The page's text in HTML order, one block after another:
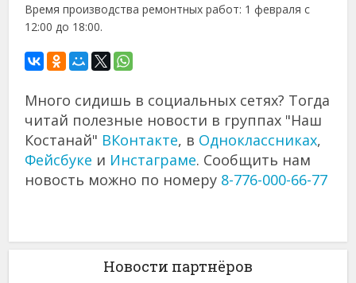
Время производства ремонтных работ: 1 февраля с
12:00 до 18:00.
Много сидишь в социальных сетях? Тогда
читай полезные новости в группах "Наш
Костанай" ВКонтакте, в Одноклассниках,
Фейсбуке и Инстаграме. Сообщить нам
новость можно по номеру 8-776-000-66-77
Новости партнёров